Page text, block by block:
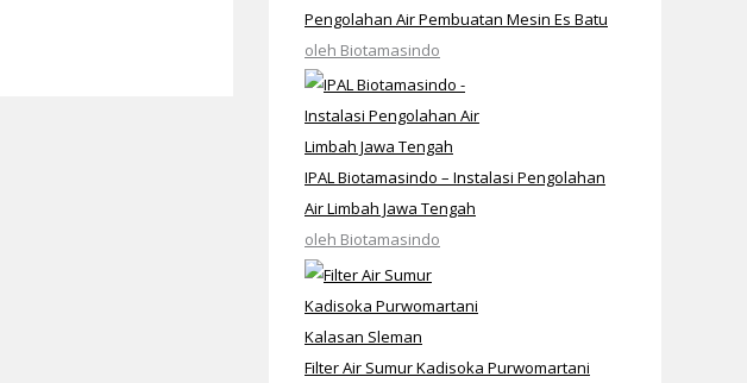
Pengolahan Air Pembuatan Mesin Es Batu
oleh Biotamasindo
IPAL Biotamasindo – Instalasi Pengolahan
Air Limbah Jawa Tengah
oleh Biotamasindo
Filter Air Sumur Kadisoka Purwomartani